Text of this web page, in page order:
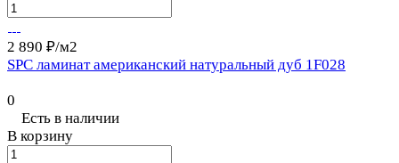
2 890 ₽/м2
SPC ламинат американский натуральный дуб 1F028
0
Есть в наличии
В корзину